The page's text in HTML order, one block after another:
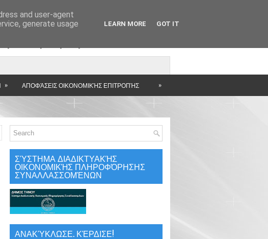
» ΑΠΟΦΆΣΕΙΣ ΟΙΚΟΝΟΜΙΚΉΣ ΕΠΙΤΡΟΠΉΣ »
ΣΎΣΤΗΜΑ ΔΙΑΔΙΚΤΥΑΚΉΣ
ΟΙΚΟΝΟΜΙΚΉΣ ΠΛΗΡΟΦΌΡΗΣΗΣ
ΣΥΝΑΛΛΑΣΣΟΜΈΝΩΝ
ΑΝΑΚΎΚΛΩΣΕ. ΚΈΡΔΙΣΕ!
and user-agent
generate usage
LEARN MORE GOT IT